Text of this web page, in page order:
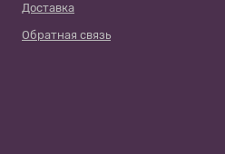
Доставка
Обратная связь